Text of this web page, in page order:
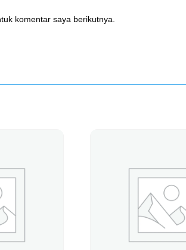
komentar saya berikutnya.